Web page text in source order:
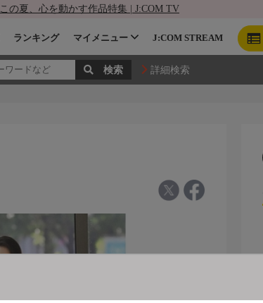
この夏、心を動かす作品特集 | J:COM TV
ランキング マイメニュー J:COM STREAM
詳細検索